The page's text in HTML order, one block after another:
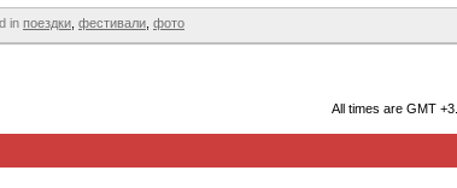
in поездки фестивали фото
All times are GMT